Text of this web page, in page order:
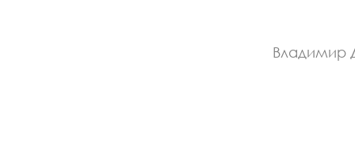
Владимир